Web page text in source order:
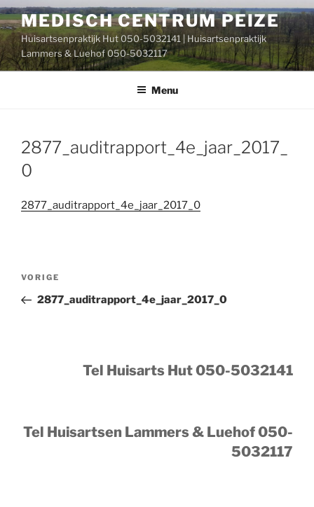
Ga
naar
de
inhoud
MEDISCH CENTRUM PEIZE
Huisartsenpraktijk Hut 050-5032141 | Huisartsenpraktijk
Lammers & Luehof 050-5032117
Menu
2877_auditrapport_4e_jaar_2017_
0
2877_auditrapport_4e_jaar_2017_0
Bericht
Vorig
bericht
VORIGE
2877_auditrapport_4e_jaar_2017_0
Tel Huisarts Hut 050-5032141
Tel Huisartsen Lammers & Luehof 050-
5032117